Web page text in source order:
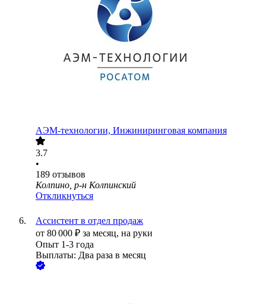
АЭМ-технологии, Инжиниринговая компания
3.7
•
189 отзывов
Колпино, р-н Колпинский
Откликнуться
Ассистент в отдел продаж
от 80 000 ₽ за месяц, на руки
Опыт 1-3 года
Выплаты: Два раза в месяц